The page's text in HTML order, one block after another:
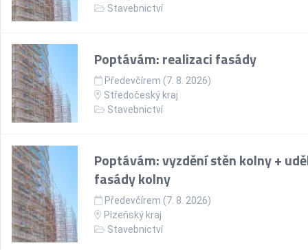
Stavebnictví
Poptávám: realizaci fasády
Předevčírem (7. 8. 2026)
Středočeský kraj
Stavebnictví
Poptávám: vyzdění stěn kolny +
fasády kolny
Předevčírem (7. 8. 2026)
Plzeňský kraj
Stavebnictví